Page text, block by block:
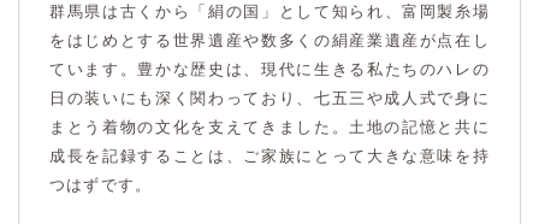
群馬県は古くから「絹の国」として知られ、富岡製糸場
をはじめとする世界遺産や数多くの絹産業遺産が点在し
ています。豊かな歴史は、現代に生きる私たちのハレの
日の装いにも深く関わっており、七五三や成人式で身に
まとう着物の文化を支えてきました。土地の記憶と共に
成長を記録することは、ご家族にとって大きな意味を持
つはずです。